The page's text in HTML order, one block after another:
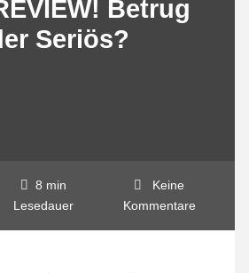
Betrug
Seriös?
8 min
Lesedauer
Keine
Kommentare